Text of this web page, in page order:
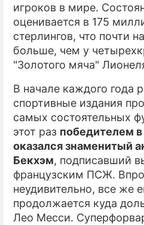
игроков в мире.
оценивается в 175
стерлингов, что почти
больше, чем у
"Золотого мяча"
В начале каждого года
спортивные издания
самых состоятельных
этот раз победителем
оказался знаменитый
Бекхэм, подписавший
французским ПСЖ.
неудивительно, все же
продолжается куда
Лео Месси.